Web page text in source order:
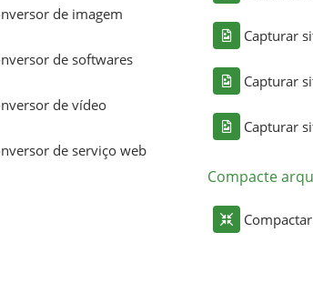
de imagem
de softwares
de vídeo
de serviço web
Capturar
Capturar
Capturar
Compacte